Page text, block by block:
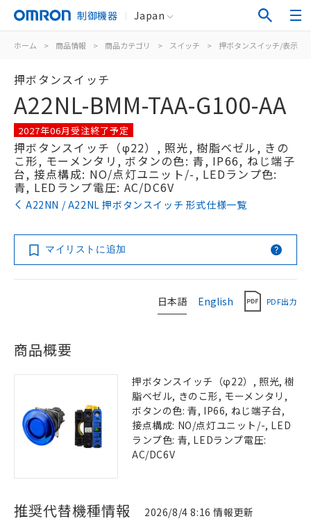
制御機器 Japan
ホーム > 商品情報 > 商品カテゴリ > スイッチ > 押ボタンスイッチ/表示灯
押ボタンスイッチ
A22NL-BMM-TAA-G100-AA
2027年06月受注終了予定
押ボタンスイッチ（φ22）, 照光, 樹脂ベゼル, きの
こ形, モーメンタリ, ボタンの色: 青, IP66, ねじ端子
台, 接点構成: NO/点灯ユニット/-, LEDランプ色:
青, LEDランプ電圧: AC/DC6V
A22NN / A22NL 押ボタンスイッチ 形式仕様一覧
マイリストに追加
日本語 English PDF出力
商品概要
押ボタンスイッチ（φ22）, 照光, 樹
脂ベゼル, きのこ形, モーメンタリ,
ボタンの色: 青, IP66, ねじ端子台,
接点構成: NO/点灯ユニット/-, LED
ランプ色: 青, LEDランプ電圧:
AC/DC6V
推奨代替機種情報 2026/8/4 8:16 情報更新